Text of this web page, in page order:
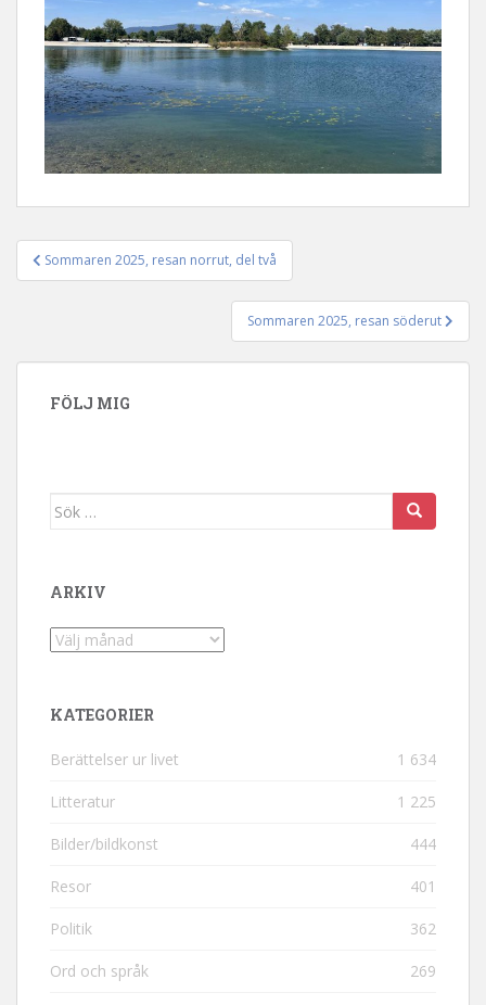
Inläggsnavigering
Sommaren 2025, resan norrut, del två
Sommaren 2025, resan söderut
FÖLJ MIG
Sök efter:
ARKIV
Arkiv
KATEGORIER
Berättelser ur livet 1 634
Litteratur 1 225
Bilder/bildkonst 444
Resor 401
Politik 362
Ord och språk 269